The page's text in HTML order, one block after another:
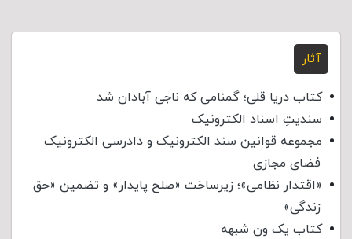
آثار
کتاب دریا قلی؛ گمنامی که ناجی آبادان شد
سندیتِ اسناد الکترونیک
مجموعه قوانین سند الکترونیک و دادرسی الکترونیک
فضای مجازی
«اقتدار نظامی»؛ زیرساخت «صلح پایدار» و تضمین «حق
زندگی»
کتاب یک ون شبهه